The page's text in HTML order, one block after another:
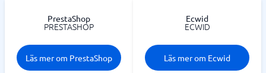
PrestaShop
PRESTASHOP
Läs mer om PrestaShop
Ecwid
ECWID
Läs mer om Ecwid